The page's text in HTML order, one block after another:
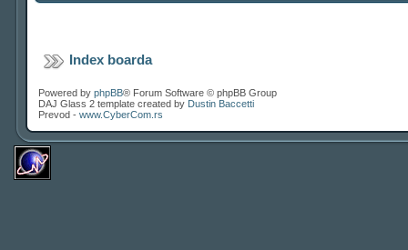
Index boarda
Powered by phpBB® Forum Software © phpBB Group
DAJ Glass 2 template created by Dustin Baccetti
Prevod - www.CyberCom.rs